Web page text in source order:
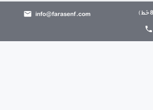
09232725181 - ( 8 خط)
info@farasenf.com